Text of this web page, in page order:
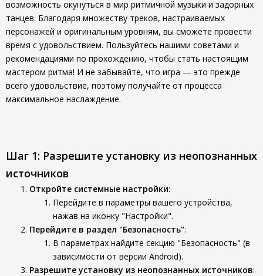
возможность окунуться в мир ритмичной музыки и задорных
танцев. Благодаря множеству треков, настраиваемых
персонажей и оригинальным уровням, вы сможете провести
время с удовольствием. Пользуйтесь нашими советами и
рекомендациями по прохождению, чтобы стать настоящим
мастером ритма! И не забывайте, что игра — это прежде
всего удовольствие, поэтому получайте от процесса
максимальное наслаждение.
Шаг 1: Разрешите установку из неопознанных
источников
Откройте системные настройки:
Перейдите в параметры вашего устройства,
нажав на иконку "Настройки".
Перейдите в раздел "Безопасность":
В параметрах найдите секцию "Безопасность" (в
зависимости от версии Android).
Разрешите установку из неопознанных источников: